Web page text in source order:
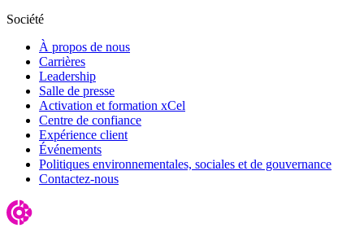
Société
À propos de nous
Carrières
Leadership
Salle de presse
Activation et formation xCel
Centre de confiance
Expérience client
Événements
Politiques environnementales, sociales et de gouvernance
Contactez-nous